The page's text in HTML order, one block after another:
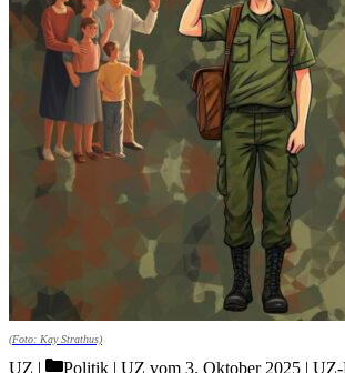
(Foto: Kay Strathus)
UZ Categories
Politik | UZ vom 3. Oktober 2025 | UZ-